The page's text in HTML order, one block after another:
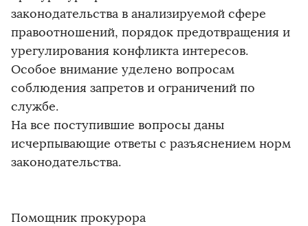
законодательства в анализируемой сфере
правоотношений, порядок предотвращения и
урегулирования конфликта интересов.
Особое внимание уделено вопросам
соблюдения запретов и ограничений по
службе.
На все поступившие вопросы даны
исчерпывающие ответы с разъяснением норм
законодательства.
Помощник прокурора